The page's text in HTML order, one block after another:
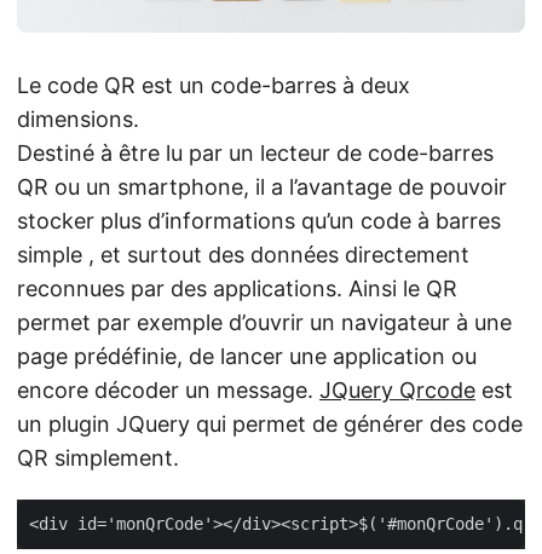
Le code QR est un code-barres à deux
dimensions.
Destiné à être lu par un lecteur de code-barres
QR ou un smartphone, il a l’avantage de pouvoir
stocker plus d’informations qu’un code à barres
simple , et surtout des données directement
reconnues par des applications. Ainsi le QR
permet par exemple d’ouvrir un navigateur à une
page prédéfinie, de lancer une application ou
encore décoder un message. JQuery Qrcode est
un plugin JQuery qui permet de générer des code
QR simplement.